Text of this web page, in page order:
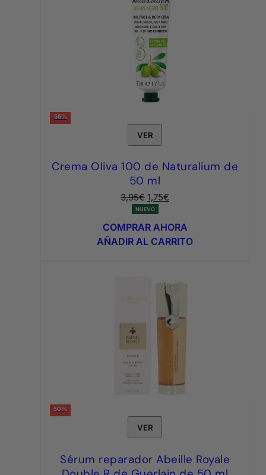
56%
VER
Crema Oliva 100 de Naturalium de
50 ml
3,95€ El
precio
original
era:
1,75€
actual
es:
NUEVO
COMPRAR AHORA
AÑADIR AL CARRITO
50%
VER
Sérum reparador Abeille Royale